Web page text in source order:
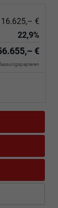
16.625,– €
22,9%
€